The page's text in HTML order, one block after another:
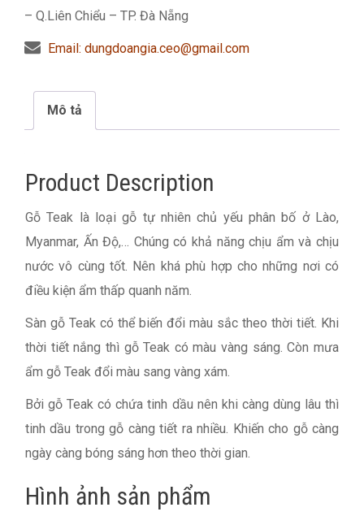
– Q.Liên Chiểu – TP. Đà Nẵng
Email: dungdoangia.ceo@gmail.com
Mô tả
Product Description
Gỗ Teak là loại gỗ tự nhiên chủ yếu phân bố ở Lào,
Myanmar, Ấn Độ,… Chúng có khả năng chịu ẩm và chịu
nước vô cùng tốt. Nên khá phù hợp cho những nơi có
điều kiện ẩm thấp quanh năm.
Sàn gỗ Teak có thể biến đổi màu sắc theo thời tiết. Khi
thời tiết nắng thì gỗ Teak có màu vàng sáng. Còn mưa
ẩm gỗ Teak đổi màu sang vàng xám.
Bởi gỗ Teak có chứa tinh dầu nên khi càng dùng lâu thì
tinh dầu trong gỗ càng tiết ra nhiều. Khiến cho gỗ càng
ngày càng bóng sáng hơn theo thời gian.
Hình ảnh sản phẩm